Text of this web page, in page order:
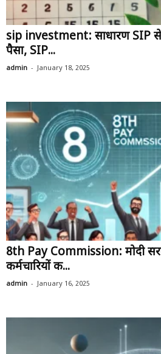
sip investment: साधारण SIP से
पैसा, SIP...
admin - January 18, 2025
8th Pay Commission: मोदी
कर्मचारियों की...
admin - January 16, 2025